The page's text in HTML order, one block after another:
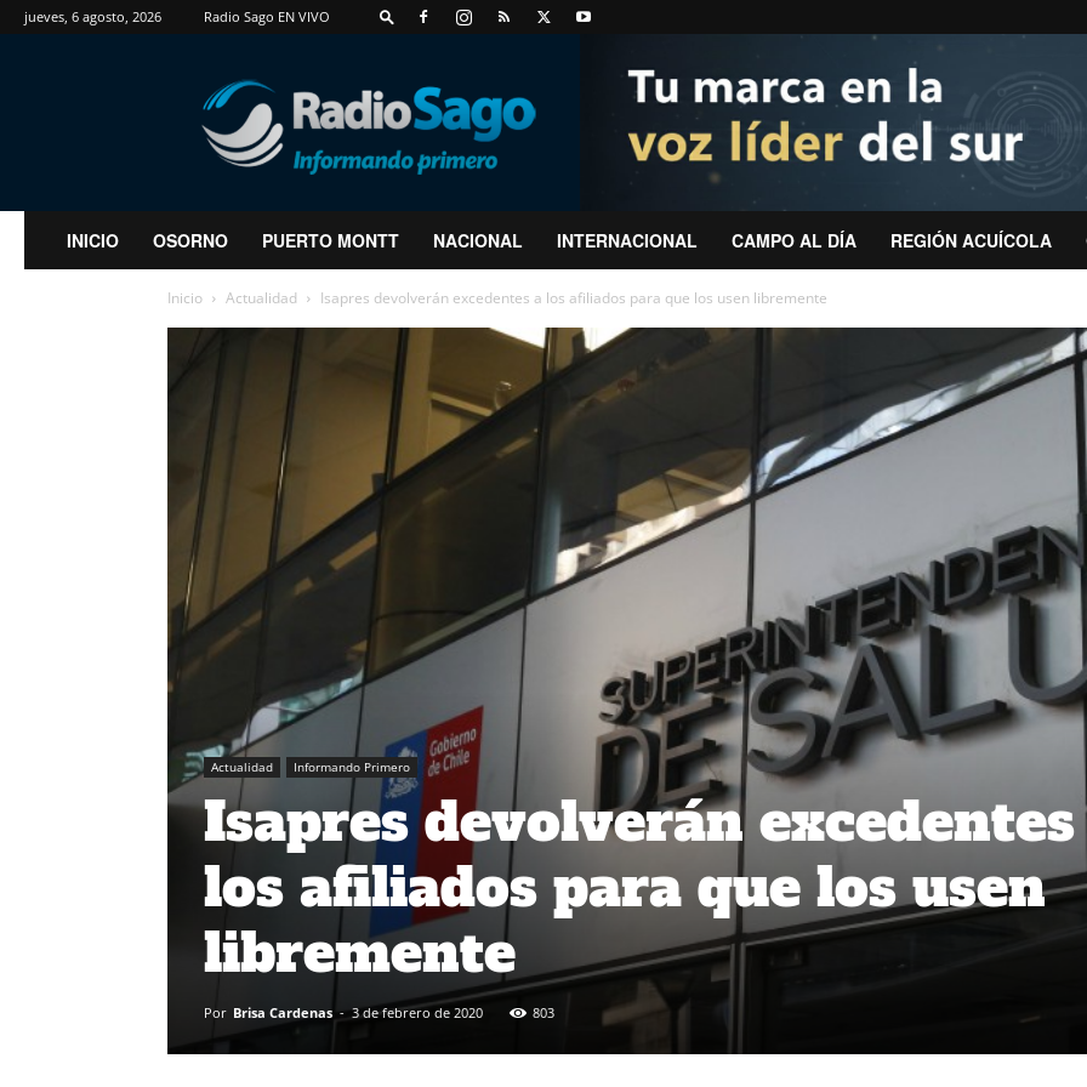
jueves, 6 agosto, 2026 Radio Sago EN VIVO
RadioSago
INICIO OSORNO PUERTO MONTT NACIONAL INTERNACIONAL CAMPO AL DÍA REGIÓN ACUÍCOLA
Inicio Actualidad Isapres devolverán excedentes a los afiliados para que los usen libremente
Actualidad Informando Primero
Isapres devolverán excedentes
los afiliados para que los usen
libremente
Por Brisa Cardenas - 3 de febrero de 2020 803